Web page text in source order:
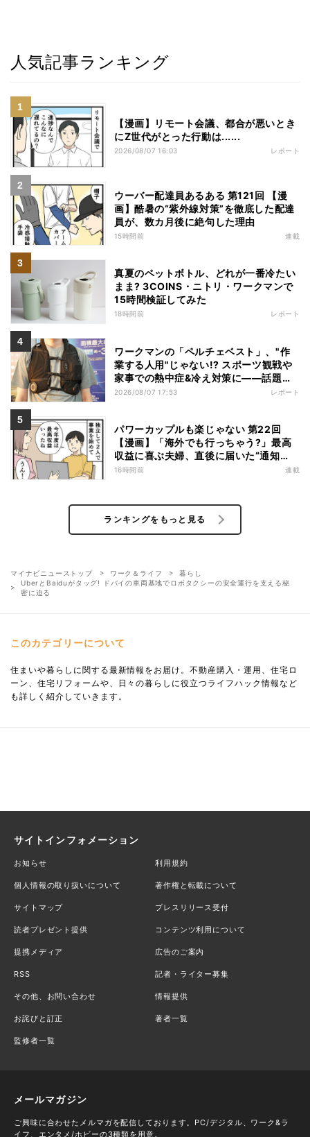
人気記事ランキング
【漫画】リモート会議、都合が悪いとき
にZ世代がとった行動は......
2026/08/07 16:03 レポート
ウーバー配達員あるある 第121回 【漫
画】酷暑の“紫外線対策”を徹底した配達
員が、数カ月後に絶句した理由
15時間前 連載
真夏のペットボトル、どれが一番冷たい
まま? 3COINS・ニトリ・ワークマンで
15時間検証してみた
18時間前 レポート
ワークマンの「ペルチェベスト」、"作
業する人用"じゃない!? スポーツ観戦や
家事での熱中症&冷え対策に――話題の
商品を徹底検証
2026/08/07 17:53 レポート
パワーカップルも楽じゃない 第22回
【漫画】「海外でも行っちゃう?」最高
収益に喜ぶ夫婦、直後に届いた“通知
書”で現実に戻された
16時間前 連載
ランキングをもっと見る
マイナビニューストップ ワーク＆ライフ
暮らし
UberとBaiduがタッグ! ドバイの車両基地でロボタクシーの安全運行を支える秘
密に迫る
このカテゴリーについて
住まいや暮らしに関する最新情報をお届け。不動産購入・運用、住宅ロ
ーン、住宅リフォームや、日々の暮らしに役立つライフハック情報など
も詳しく紹介していきます。
サイトインフォメーション
お知らせ 利用規約
個人情報の取り扱いについて 著作権と転載について
サイトマップ プレスリリース受付
読者プレゼント提供 コンテンツ利用について
提携メディア 広告のご案内
RSS 記者・ライター募集
その他、お問い合わせ 情報提供
お詫びと訂正 著者一覧
監修者一覧
メールマガジン
ご興味に合わせたメルマガを配信しております。PC/デジタル、ワーク&ラ
イフ、エンタメ/ホビーの3種類を用意。